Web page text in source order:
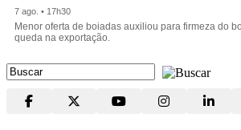
7 ago. • 17h30
Menor oferta de boiadas auxiliou para firmeza do
queda na exportação.